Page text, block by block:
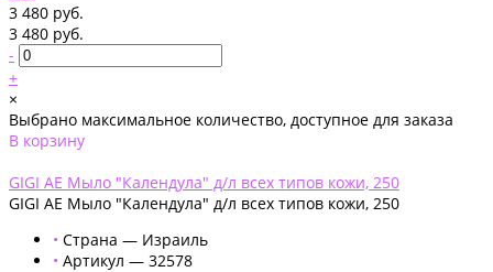
3 480 руб.
3 480 руб.
-
+
×
Выбрано максимальное количество, доступное для заказа
В корзину
GIGI AE Мыло "Календула" д/л всех типов кожи, 250
GIGI AE Мыло "Календула" д/л всех типов кожи, 250
• Страна — Израиль
• Артикул — 32578